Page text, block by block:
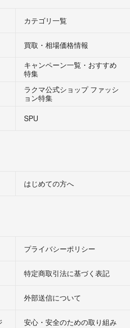
カテゴリ一覧
買取・相場価格情報
キャンペーン一覧・おすすめ
特集
ラクマ公式ショップ ファッシ
ョン特集
SPU
はじめての方へ
プライバシーポリシー
特定商取引法に基づく表記
外部送信について
安心・安全のための取り組み